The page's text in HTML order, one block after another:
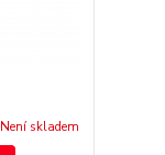
Není skladem